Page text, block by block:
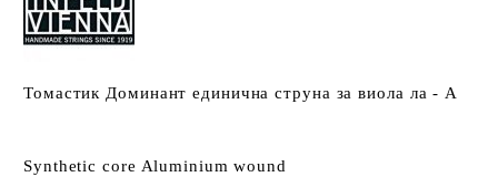
Томастик Доминант единична струна за виола ла - A
Synthetic core Aluminium wound